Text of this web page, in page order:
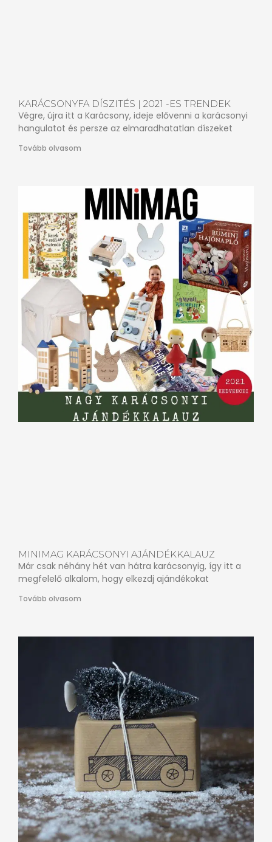
KARÁCSONYFA DÍSZITÉS | 2021 -ES TRENDEK
Végre, újra itt a Karácsony, ideje elővenni a karácsonyi
hangulatot és persze az elmaradhatatlan díszeket
Tovább olvasom
MINIMAG KARÁCSONYI AJÁNDÉKKALAUZ
Már csak néhány hét van hátra karácsonyig, így itt a
megfelelő alkalom, hogy elkezdj ajándékokat
Tovább olvasom